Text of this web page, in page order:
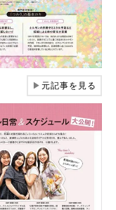
▶元記事を見る